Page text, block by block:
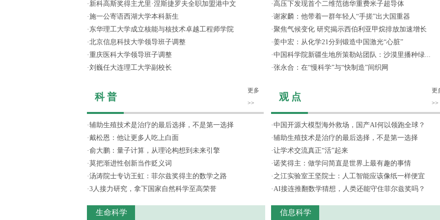
· 新科高斯奖得主尤里·涅斯捷罗夫全职加盟港中文
·施一公寄语西湖大学本科新生
· 东华理工大学成立核能与核技术卓越工程师学院
·北京信息科技大学领导班子调整
·重庆医科大学领导班子调整
·刘巍任大连理工大学副校长
科 普
更多
>>
·辅助生殖技术是治疗的最后选择，不是第一选择
·戴松恩：他让更多人吃上白面
·俞大鹏：量子计算，从理论构想到未来引擎
·莫把渐进性创新当作贬义词
·汤涛院士专访王虹：菲尔兹奖得主的数学之路
·3人接力研究，拿下国家自然科学至高荣誉
生命科学
· 高压下发现首个二维范德华重费米子超导体
·谢家麟：他带着一群年轻人“手搓”出大国重器
·聚焦气候变化 研究揭示西伯利亚甲烷排放加速增长
·姜中宏：从化学21分到锻造中国激光“心脏”
·中国科学院新疆生地所策勒站团队：沙漠里播种绿...
·张永合：在“慢科学”与“快制造”间织网
观 点
更
>>
·中国开源大模型海外救场，国产AI何以领跑全球？
·辅助生殖技术是治疗的最后选择，不是第一选择
·让学术交流真正“活”起来
·诺奖得主：做学问简直是世界上最有趣的事情
· 之江实验室王坚院士：人工智能应该像纸一样便宜
·AI接连推翻数学猜想，人类还能守住菲尔兹奖吗？
信息科学